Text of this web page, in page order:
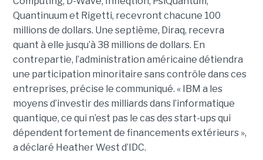
Quantinuum et Rigetti, recevront chacune 100
millions de dollars. Une septième, Diraq, recevra
quant à elle jusqu’à 38 millions de dollars. En
contrepartie, l’administration américaine détiendra
une participation minoritaire sans contrôle dans ces
entreprises, précise le communiqué. « IBM a les
moyens d’investir des milliards dans l’informatique
quantique, ce qui n’est pas le cas des start-ups qui
dépendent fortement de financements extérieurs »,
a déclaré Heather West d’IDC.